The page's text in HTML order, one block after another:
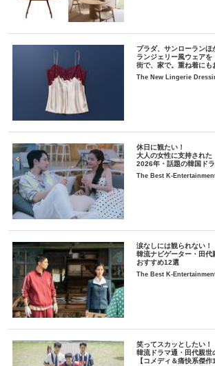
プラダ、サンローランほ
ランジェリー風ウェアを
街で、家で。重ね着にも
The New Lingerie
休日に観たい！
大人の女性に支持された
2026年・話題の韓国ド
The Best K-
涙なしには観られない！
韓流ナビゲーター・田代
おすすめ12選
The Best K-
笑ってスカッとしたい！
韓流ドラマ通・田代親世
【コメディ＆痛快系傑作